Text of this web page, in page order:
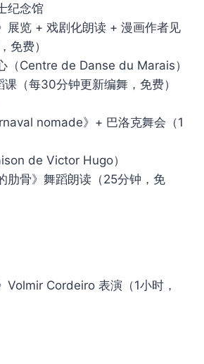
纪念馆
展览 + 戏剧化朗读 + 漫画作者见
免费）
（Centre de Danse du Marais）
（每30分钟更新编舞，免费）
nomade》+ 巴洛克舞会（1
de Victor Hugo）
肋骨》舞蹈朗读（25分钟，免
Volmir Cordeiro 表演（1小时，